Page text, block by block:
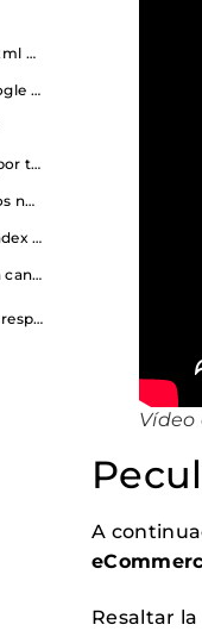
Peculiaridades de un Sitemap.xml de un eCommerce
Envió del sitemap.xml a Google Search Console y en el Robots.txt
Segmentar el sitemap.xml por tipos de contendidos
Actualización del contenidos notificado en el sitemap.xml
No introducir URLs en Noindex o bloqueadas por robots.txt
Variantes de productos con canonicals
Deja una respuesta Cancelar la respuesta
Vídeo
A
Resaltar